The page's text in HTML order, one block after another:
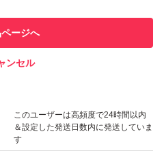
での取引実績があります
このユーザーは高頻度で24時間以内
＆設定した発送日数内に発送していま
す
ージへ
ンセル